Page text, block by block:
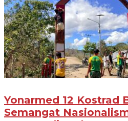
Yonarmed 12 Kostrad
Semangat